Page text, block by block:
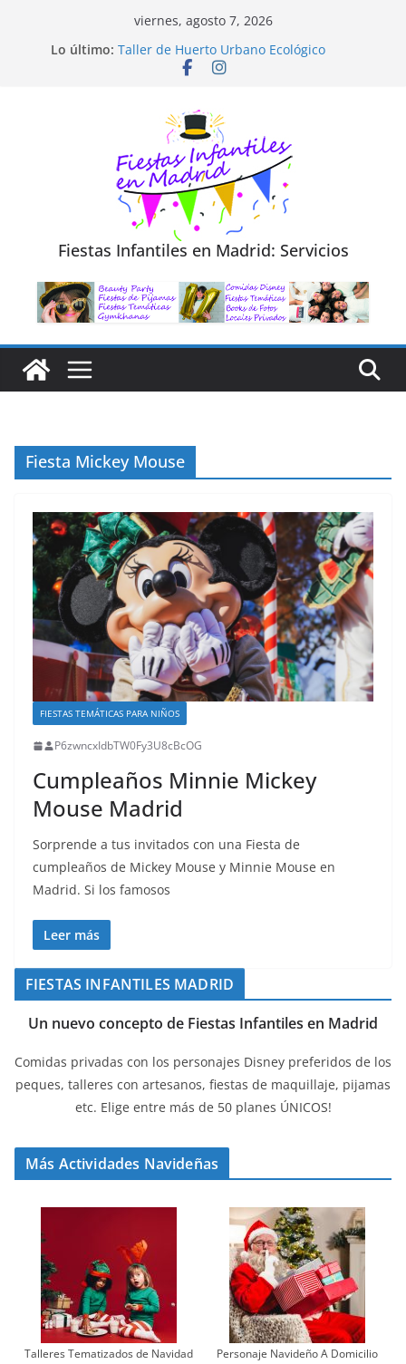
viernes, agosto 7, 2026
Lo último:
Taller de Huerto Urbano Ecológico
TALLER FOTOGRAFÍA LA NATURALEZA
Trivial Virtual para niños
Fiestas Infantiles en Madrid: Servicios
Fiesta Mickey Mouse
FIESTAS TEMÁTICAS PARA NIÑOS
P6zwncxIdbTW0Fy3U8cBcOG
Cumpleaños Minnie Mickey
Mouse Madrid
Sorprende a tus invitados con una Fiesta de
cumpleaños de Mickey Mouse y Minnie Mouse en
Madrid. Si los famosos
Leer más
FIESTAS INFANTILES MADRID
Un nuevo concepto de Fiestas Infantiles en Madrid
Comidas privadas con los personajes Disney preferidos de los
peques, talleres con artesanos, fiestas de maquillaje, pijamas
etc. Elige entre más de 50 planes ÚNICOS!
Más Actividades Navideñas
Talleres Tematizados de Navidad Personaje Navideño A Domicilio